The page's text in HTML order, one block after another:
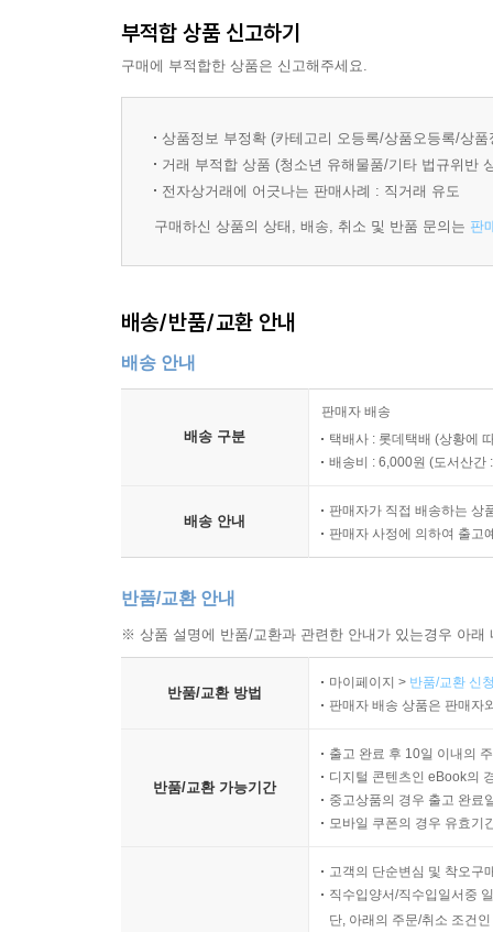
또렷한 윤곽선이 없어서 사물을 표현할 수 있다
물감을 만들어 보고 야외에서 풍경화를 그리는
추상화 기법으로 넘어가는 현대 미술의 흐름을
스스로 그려 보게 하여 자연스럽게 인상파 기법
새로운 방식으로 배우는 모네와 인상파 화가들의
화가들의 삶 속에서 배우는 열정과 도전의 가치
룬 마네와 르누아르의 대표 작품을 간단하게 소개
무엇보다도 어렵게 느껴질 수 있는 ‘인상파’ 개념
어려운 설명보다 직접 행동하도록 유도하여 이
화가들이 그랬듯이 ‘그리기’는 어느 것에도 구애
더불어 작가는 모네의 삶과 예술 정신 속에 담긴
파 화가들의 열정을 되짚어 주어야 하는 이유가
부적합 상품 신고하기
구매에 부적합한 상품은 신고해주세요.
상품정보 부정확 (카테고리 오등록/상품오등록/상
거래 부적합 상품 (청소년 유해물품/기타 법규위반
전자상거래에 어긋나는 판매사례 : 직거래 유도
구매하신 상품의 상태, 배송, 취소 및 반품 문의는 판
배송/반품/교환 안내
배송 안내
배송 구분
판매자 배송
택배사 : 롯데택배 (상황에
배송비 : 6,000원 (도서산간
배송 안내
판매자가 직접 배송하는 상
판매자 사정에 의하여 출고
반품/교환 안내
※ 상품 설명에 반품/교환과 관련한 안내가 있는경우 아
반품/교환 방법
마이페이지 > 반품/교환 신
판매자 배송 상품은 판매자
반품/교환 가능기간
출고 완료 후 10일 이내의
디지털 콘텐츠인 eBook의
중고상품의 경우 출고 완료
모바일 쿠폰의 경우 유효기
고객의 단순변심 및 착오구
직수입양서/직수입일서중
단, 아래의 주문/취소 조건